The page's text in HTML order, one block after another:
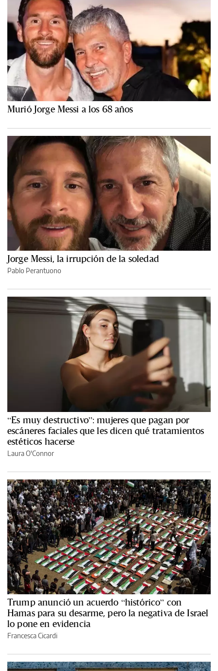
Murió Jorge Messi a los 68 años
Jorge Messi, la irrupción de la soledad
Pablo Perantuono
“Es muy destructivo”: mujeres que pagan por
escáneres faciales que les dicen qué tratamientos
estéticos hacerse
Laura O'Connor
Trump anunció un acuerdo “histórico” con
Hamas para su desarme, pero la negativa de Israel
lo pone en evidencia
Francesca Cicardi